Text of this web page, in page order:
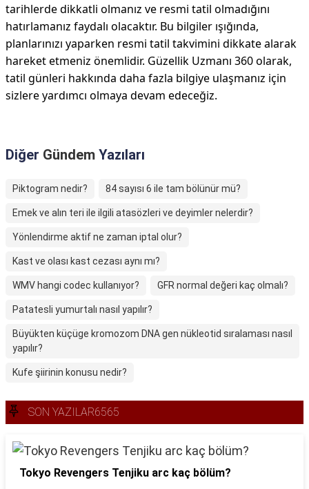
tarihlerde dikkatli olmanız ve resmi tatil olmadığını
hatırlamanız faydalı olacaktır. Bu bilgiler ışığında,
planlarınızı yaparken resmi tatil takvimini dikkate alarak
hareket etmeniz önemlidir. Güzellik Uzmanı 360 olarak,
tatil günleri hakkında daha fazla bilgiye ulaşmanız için
sizlere yardımcı olmaya devam edeceğiz.
Diğer Gündem Yazıları
Piktogram nedir? 84 sayısı 6 ile tam bölünür mü?
Emek ve alın teri ile ilgili atasözleri ve deyimler nelerdir?
Yönlendirme aktif ne zaman iptal olur?
Kast ve olası kast cezası aynı mı?
WMV hangi codec kullanıyor? GFR normal değeri kaç olmalı?
Patatesli yumurtalı nasıl yapılır?
Büyükten küçüge kromozom DNA gen nükleotid sıralaması nasıl
yapılır?
Kufe şiirinin konusu nedir?
SON YAZILAR6565
Tokyo Revengers Tenjiku arc kaç bölüm?